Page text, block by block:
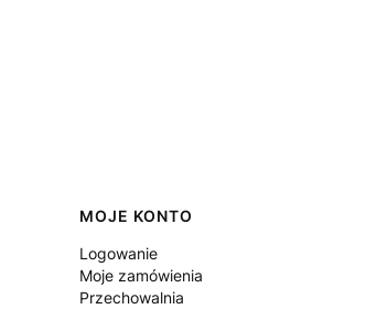
Linki w stopce
MOJE KONTO
Logowanie
Moje zamówienia
Przechowalnia